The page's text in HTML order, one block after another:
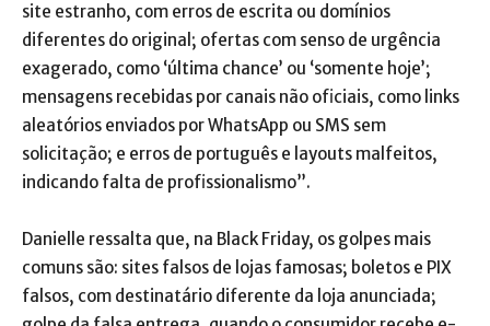
site estranho, com erros de escrita ou domínios
diferentes do original; ofertas com senso de urgência
exagerado, como ‘última chance’ ou ‘somente hoje’;
mensagens recebidas por canais não oficiais, como links
aleatórios enviados por WhatsApp ou SMS sem
solicitação; e erros de português e layouts malfeitos,
indicando falta de profissionalismo”.
Danielle ressalta que, na Black Friday, os golpes mais
comuns são: sites falsos de lojas famosas; boletos e PIX
falsos, com destinatário diferente da loja anunciada;